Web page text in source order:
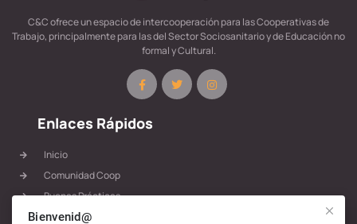
C&C ofrece un espacio de intercooperación para las Cooperativas de
Trabajo, principalmente para las del Sector Sociosanitario y de Educación no
formal y Cultural.
Enlaces Rápidos
Inicio
Comunidad Coop
Buenas Prácticas
Materiales
Bienvenid@